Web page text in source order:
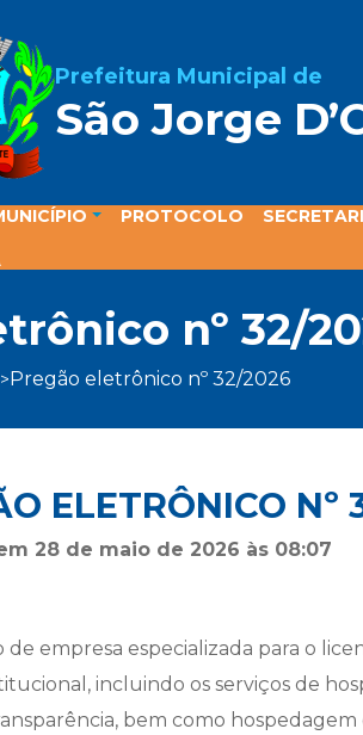
Aberta
Prefeitura Municipal de
São Jorge
PROTOCOLO
nº 32/
> pregão eletrônico nº 32/2026
ELETRÔNICO Nº
28 de maio de 2026 às 08:07
de empresa especializada para o
incluindo os serviços de
bem como